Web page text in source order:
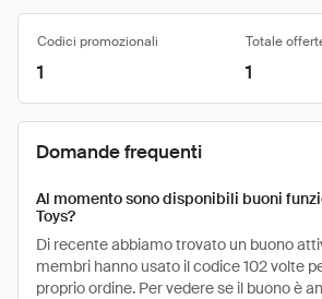
Codici promozionali Totale
1 1
Domande frequenti
Al momento sono disponibili buoni
Toys?
Di recente abbiamo trovato un buono
membri hanno usato il codice 102 volte
proprio ordine. Per vedere se il buono è